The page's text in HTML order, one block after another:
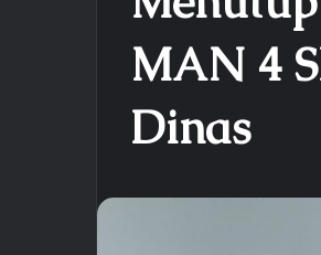
MAN 4
Dinas